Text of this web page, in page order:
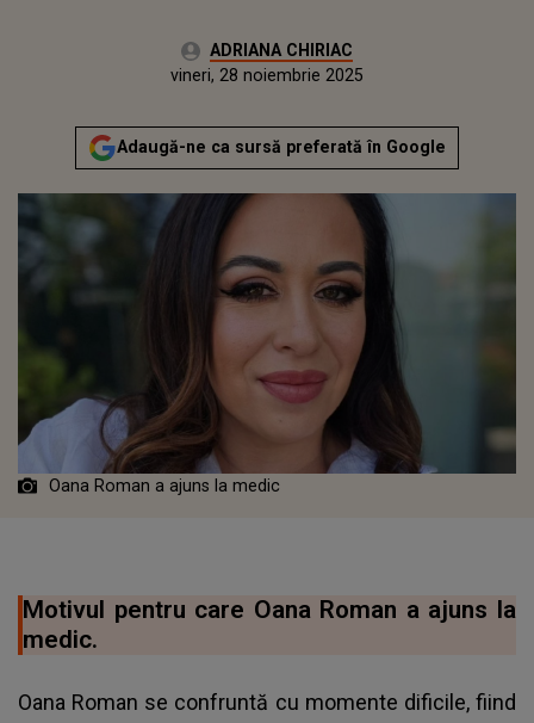
Autor:ADRIANA CHIRIAC
vineri, 28 noiembrie 2025Actualizat:
vineri, 28 noiembrie 2025
Adaugă-ne ca sursă preferată în Google
Oana Roman a ajuns la medic
Motivul pentru care Oana Roman a ajuns la
medic.
Oana Roman se confruntă cu momente dificile, fiind